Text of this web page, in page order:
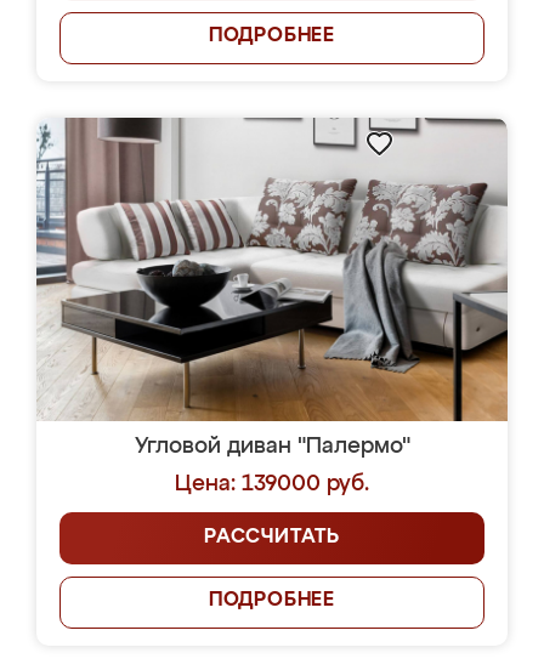
ПОДРОБНЕЕ
Угловой диван "Палермо"
Цена: 139000 руб.
РАССЧИТАТЬ
ПОДРОБНЕЕ